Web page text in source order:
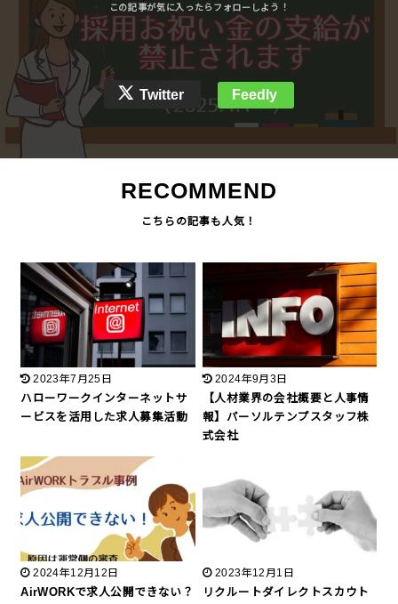
Twitter Feedly
RECOMMEND
2023年7月25日
ハローワークインターネットサ
ービスを活用した求人募集活動
2024年9月3日
【人材業界の会社概要と人事情
報】パーソルテンプスタッフ株
式会社
2024年12月12日
AirWORKで求人公開できない？
2023年12月1日
リクルートダイレクトスカウト